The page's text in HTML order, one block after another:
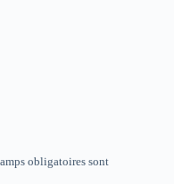
obligatoires sont